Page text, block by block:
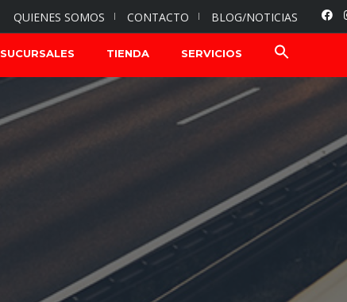
QUIENES SOMOS CONTACTO BLOG/NOTICIAS
SUCURSALES TIENDA SERVICIOS